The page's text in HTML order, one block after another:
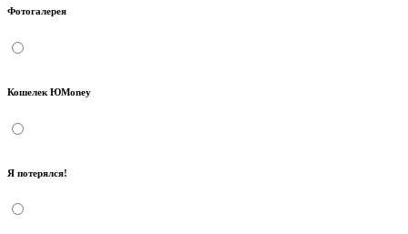
Фотогалерея
Кошелек ЮMoney
Я потерялся!